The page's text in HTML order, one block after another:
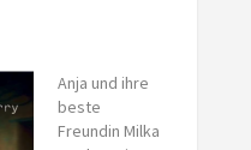
Anja und ihre
beste
Freundin Milka